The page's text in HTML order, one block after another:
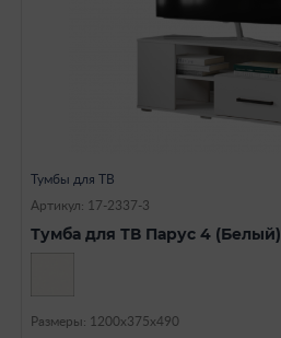
Тумбы для ТВ
Артикул: 17-2337-3
Тумба для ТВ Парус 4 (Белый)
Размеры: 1200х375х490